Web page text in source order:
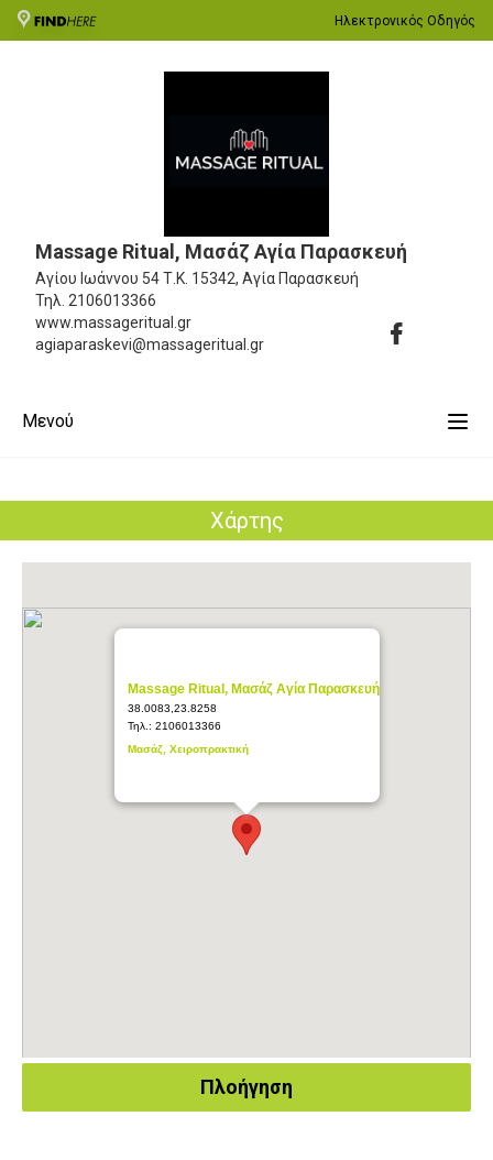
Ηλεκτρονικός Οδηγός
Massage Ritual, Μασάζ Αγία Παρασκευή
Αγίου Ιωάννου 54Τ.Κ. 15342, Αγία Παρασκευή
Τηλ. 2106013366
www.massageritual.gr
agiaparaskevi@massageritual.gr
Μενού
Χάρτης
Massage Ritual, Μασάζ Αγία Παρασκευή
38.0083,23.8258
Τηλ.: 2106013366
Μασάζ, Χειροπρακτική
Πλοήγηση